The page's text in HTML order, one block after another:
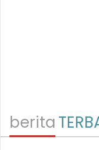
berita